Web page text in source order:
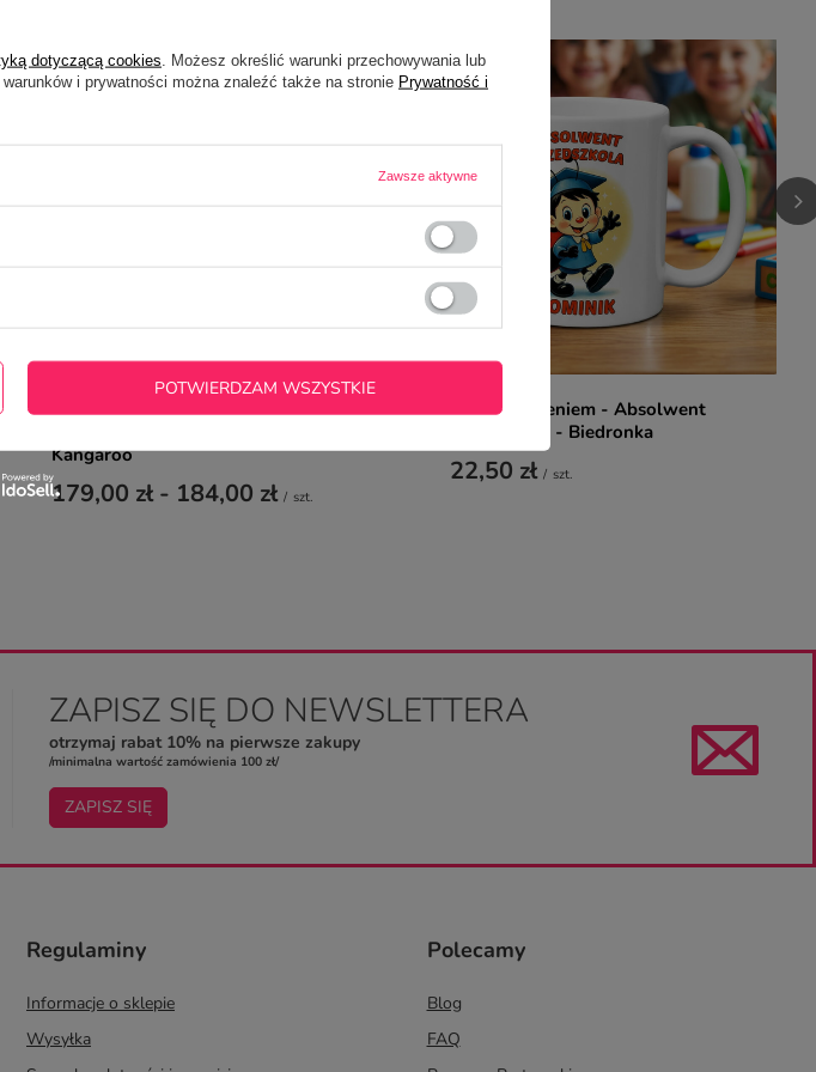
Bluza z kapturem Organic Cotton
Kangaroo
179,00 zł- 184,00 zł / szt.
Kubek z imieniem - Absolwent
Przedszkola - Biedronka
22,50 zł / szt.
ZAPISZ SIĘ DO NEWSLETTERA
otrzymaj rabat 10% na pierwsze zakupy
/minimalna wartość zamówienia 100 zł/
ZAPISZ SIĘ
Regulaminy
Informacje o sklepie
Wysyłka
Polecamy
Blog
FAQ
dotyczącą cookies . Możesz określić warunki przechowywania lub
i prywatności można znaleźć także na stronie Prywatność i
Zawsze aktywne
POTWIERDZAM WSZYSTKIE